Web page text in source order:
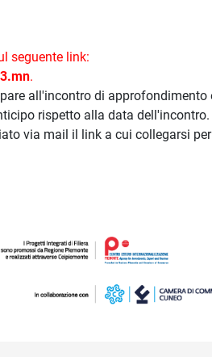
seguente link:
.
all'incontro di
rispetto alla data dell'incontro.
via mail il link a cui collegarsi